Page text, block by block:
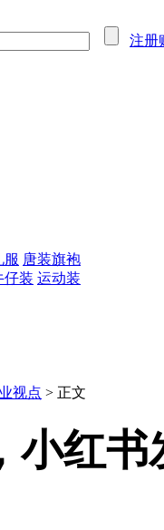
注册
服 唐装旗袍
仔装 运动装
视点 > 正文
小红